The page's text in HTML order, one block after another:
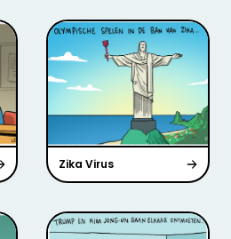
Zika Virus